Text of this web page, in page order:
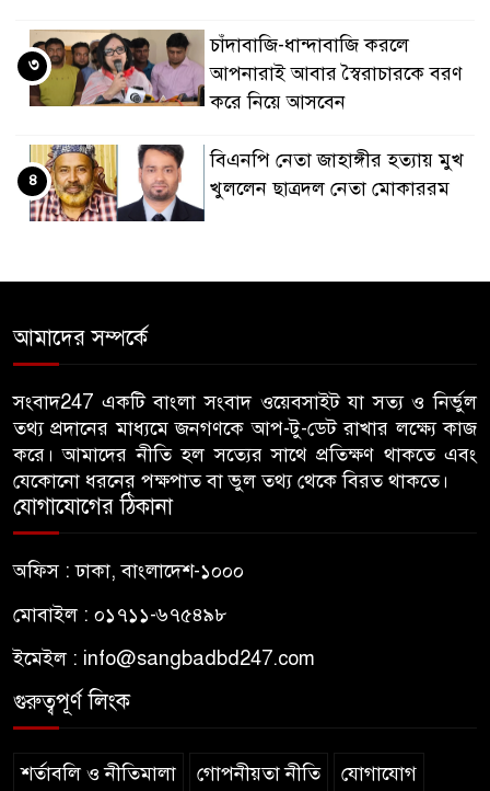
চাঁদাবাজি-ধান্দাবাজি করলে
আপনারাই আবার স্বৈরাচারকে বরণ
করে নিয়ে আসবেন
৩
বিএনপি নেতা জাহাঙ্গীর হত্যায় মুখ
খুললেন ছাত্রদল নেতা মোকাররম
৪
জামায়াতের কর্মসূচিতে বিএনপির
মারধর
হামলার উদ্যেশ্যে শিবিরের মেসের
তথ্য সংগ্রহ, ছাত্রদল সভাপতিকে
সাবেক শিবির সভাপতির কড়া বার্তা
৬
ভিপির তদবির
৭
বিএনপি নেতাদের ফুল দিয়ে মঞ্চে
উঠলেন আ.লীগ নেতা
৮
যা বলেছিলেন মীর কাশেম আলী
আমাদের সম্পর্কে
সংবাদ247 একটি বাংলা সংবাদ ওয়েবসাইট যা সত্য ও নির্ভুল
তথ্য প্রদানের মাধ্যমে জনগণকে আপ-টু-ডেট রাখার লক্ষ্যে কাজ
করে। আমাদের নীতি হল সত্যের সাথে প্রতিক্ষণ থাকতে এবং
যেকোনো ধরনের পক্ষপাত বা ভুল তথ্য থেকে বিরত থাকতে।
যোগাযোগের ঠিকানা
অফিস : ঢাকা, বাংলাদেশ-১০০০
মোবাইল : ০১৭১১-৬৭৫৪৯৮
ইমেইল : info@sangbadbd247.com
গুরুত্বপূর্ণ লিংক
শর্তাবলি ও নীতিমালা গোপনীয়তা নীতি যোগাযোগ